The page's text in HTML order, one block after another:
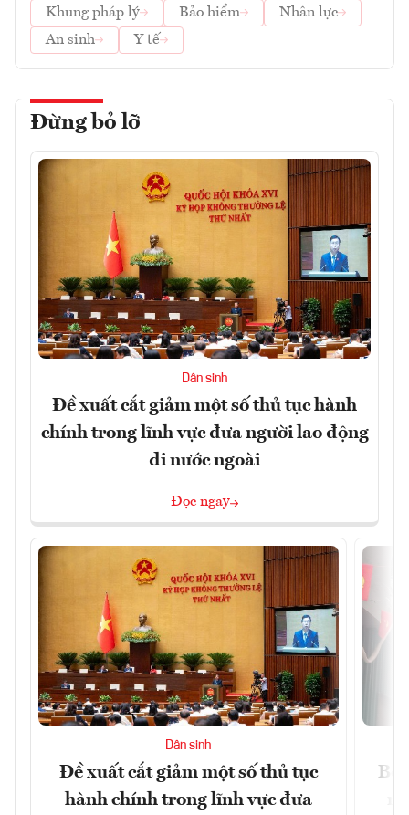
Khung pháp lý
Bảo hiểm
Nhân lực
An sinh
Y tế
Đừng bỏ lỡ
Dân sinh
Đề xuất cắt giảm một số thủ tục hành
chính trong lĩnh vực đưa người lao động
đi nước ngoài
Đọc ngay
Dân sinh
Đề xuất cắt giảm một số thủ tục
hành chính trong lĩnh vực đưa
Bộ